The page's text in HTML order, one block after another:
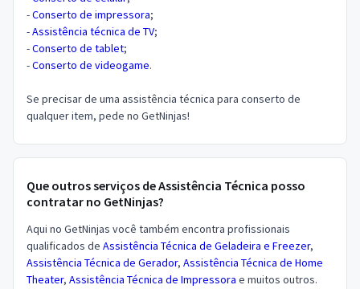
-Conserto de impressora;
-Assistência técnica de TV;
-Conserto de tablet;
-Conserto de videogame.
Se precisar de uma assistência técnica para conserto de
qualquer item, pede no GetNinjas!
Que outros serviços de Assistência Técnica posso
contratar no GetNinjas?
Aqui no GetNinjas você também encontra profissionais
qualificados de Assistência Técnica de Geladeira e Freezer,
Assistência Técnica de Gerador, Assistência Técnica de Home
Theater, Assistência Técnica de Impressora e muitos outros.